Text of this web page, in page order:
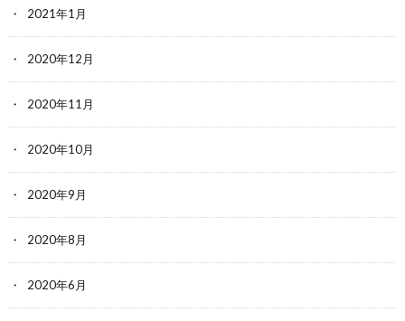
2021年1月
2020年12月
2020年11月
2020年10月
2020年9月
2020年8月
2020年6月